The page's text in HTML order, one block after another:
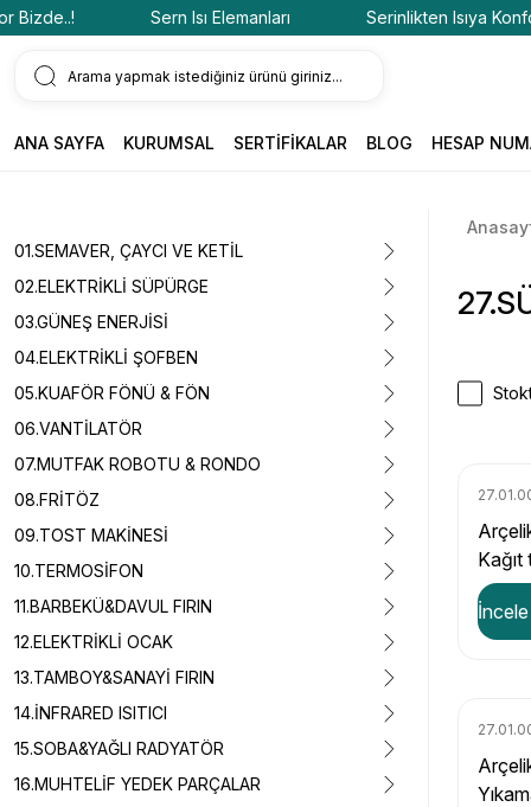
Sern Isı Elemanları Serinlikten Isıya Konfor
ANA SAYFA KURUMSAL SERTİFİKALAR BLOG HESAP
01.SEMAVER, ÇAYCI VE KETİL
02.ELEKTRİKLİ SÜPÜRGE
03.GÜNEŞ ENERJİSİ
04.ELEKTRİKLİ ŞOFBEN
05.KUAFÖR FÖNÜ & FÖN
06.VANTİLATÖR
07.MUTFAK ROBOTU & RONDO
08.FRİTÖZ
09.TOST MAKİNESİ
10.TERMOSİFON
11.BARBEKÜ&DAVUL FIRIN
12.ELEKTRİKLİ OCAK
13.TAMBOY&SANAYİ FIRIN
14.İNFRARED ISITICI
15.SOBA&YAĞLI RADYATÖR
16.MUHTELİF YEDEK PARÇALAR
İncele